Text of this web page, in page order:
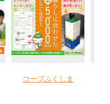
コープふくしま